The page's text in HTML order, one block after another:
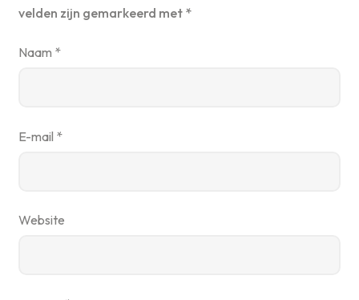
velden zijn gemarkeerd met *
Naam *
E-mail *
Website